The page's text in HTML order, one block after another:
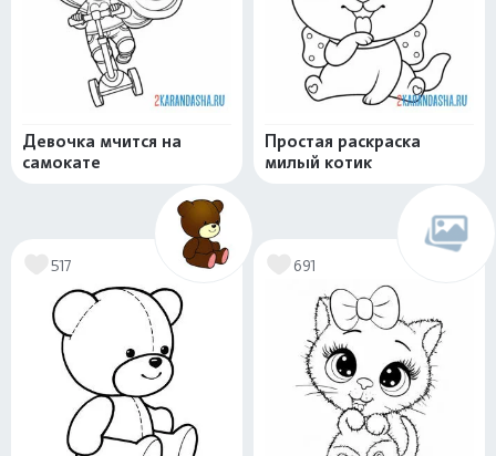
Девочка мчится на
самокате
Простая раскраска
милый котик
517 691